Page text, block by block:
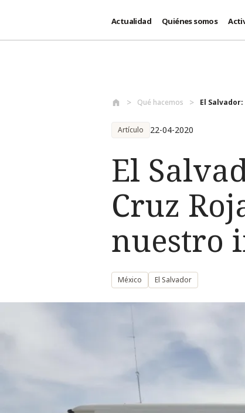
Actualidad Quiénes somos
Qué hacemos El
Artículo 22-04-2020
El
Cruz
nuestro
México El Salvador